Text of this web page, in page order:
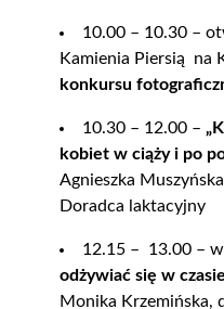
10.00 – 10.30 –
Kamienia Piersią na
konkursu
10.30 – 12.00 –
kobiet w ciąży i po
Agnieszka
Doradca laktacyjny
12.15 – 13.00 –
odżywiać się w
Monika Krzemińska,